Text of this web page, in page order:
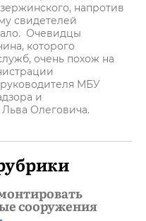
напротив
свидетелей
Очевидцы
которого
очень похож на
МБУ
и
Олеговича.
сооружения